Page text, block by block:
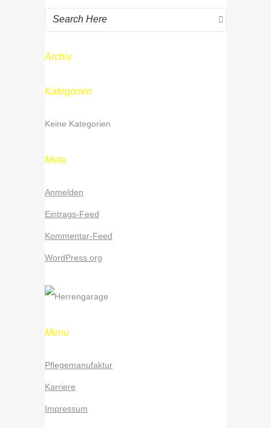
Archiv
Kategorien
Keine Kategorien
Meta
Anmelden
Eintrags-Feed
Kommentar-Feed
WordPress.org
Menu
Pflegemanufaktur
Karriere
Impressum